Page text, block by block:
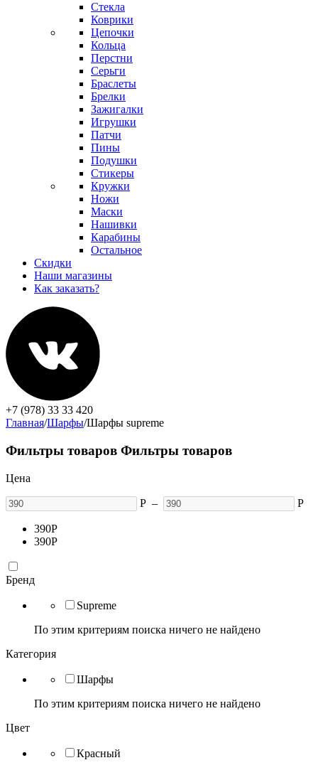
Стекла
Коврики
Цепочки
Кольца
Перстни
Серьги
Браслеты
Брелки
Зажигалки
Игрушки
Патчи
Пины
Подушки
Стикеры
Кружки
Ножи
Маски
Нашивки
Карабины
Остальное
Скидки
Наши магазины
Как заказать?
+7 (978) 33 33 420
Главная/Шарфы/Шарфы supreme
Фильтры товаров Фильтры товаров
Цена
Р – Р
390Р
390Р
Бренд
Supreme
По этим критериям поиска ничего не найдено
Категория
Шарфы
По этим критериям поиска ничего не найдено
Цвет
Красный